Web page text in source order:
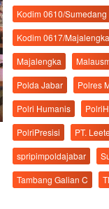
Kodim 0610/Sumedang
Kodim 0617/Majalengka
Majalengka
Polda Jabar
Polres
Polri Humanis
PolriPresisi
PT.
spripimpoldajabar
Tambang Galian C